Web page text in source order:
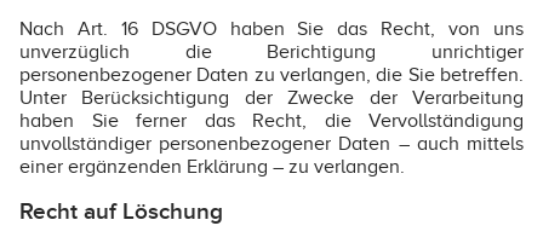
Nach Art. 16 DSGVO haben Sie das Recht, von uns
unverzüglich die Berichtigung unrichtiger
personenbezogener Daten zu verlangen, die Sie betreffen.
Unter Berücksichtigung der Zwecke der Verarbeitung
haben Sie ferner das Recht, die Vervollständigung
unvollständiger personenbezogener Daten – auch mittels
einer ergänzenden Erklärung – zu verlangen.
Recht auf Löschung